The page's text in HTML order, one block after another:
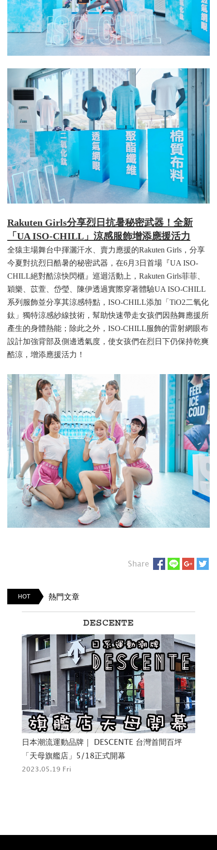
Rakuten Girls分享烈日抗暑秘密武器！全新
「UA ISO-CHILL」涼感服飾增添應援活力
全猿主場舞台中揮灑汗水、賣力應援的Rakuten Girls，分享
今夏對抗烈日酷暑的秘密武器，在6月3日首場『UA ISO-
CHILL絕對酷涼快閃櫃』巡迴活動上，Rakuten Girls菲菲、
穎樂、苡萱、岱瑩、陳伊透過實際穿著體驗UA ISO-CHILL
系列服飾並分享其涼感特點，ISO-CHILL添加「TiO2二氧化
鈦」獨特涼感紗線技術，幫助快速帶走女孩們因熱舞應援所
產生的身體熱能；除此之外，ISO-CHILL服飾的雷射網眼布
設計加強背部及側邊透氣度，使女孩們在烈日下仍保持乾爽
酷涼，增添應援活力！
Share
HOT 熱門文章
DESCENTE
日本潮流運動品牌｜ DESCENTE 台灣首間百坪
「天母旗艦店」5/18正式開幕
2023.05.19 Fri